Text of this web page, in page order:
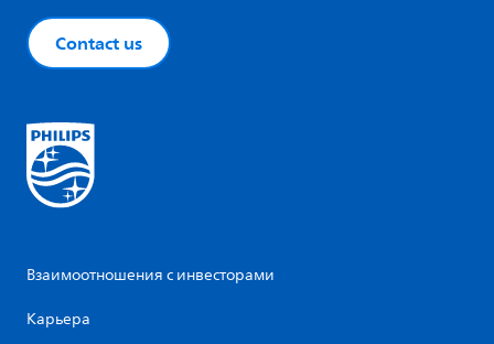
Contact us
Взаимоотношения с инвесторами
Карьера